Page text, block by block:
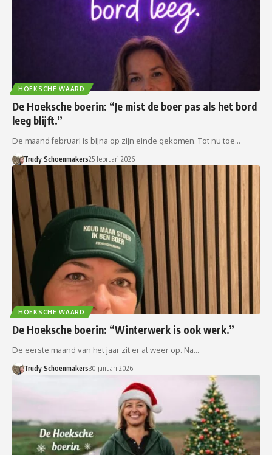
HOEKSCHE WAARD
De Hoeksche boerin: “Je mist de boer pas als het bord
leeg blijft.”
De maand februari is bijna op zijn einde gekomen. Tot nu toe…
Trudy Schoenmakers25 februari 2026
HOEKSCHE WAARD
De Hoeksche boerin: “Winterwerk is ook werk.”
De eerste maand van het jaar zit er al weer op. Na…
Trudy Schoenmakers30 januari 2026